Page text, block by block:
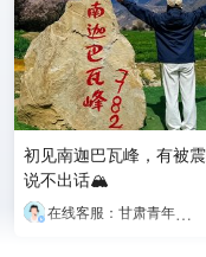
初见南迦巴瓦峰，有被
说不出话🏔️
在线客服：甘肃青年遨游国际旅行社有限公司+刘涛